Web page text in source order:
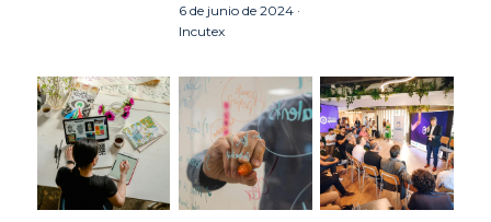
6 de junio de 2024 ·
Incutex